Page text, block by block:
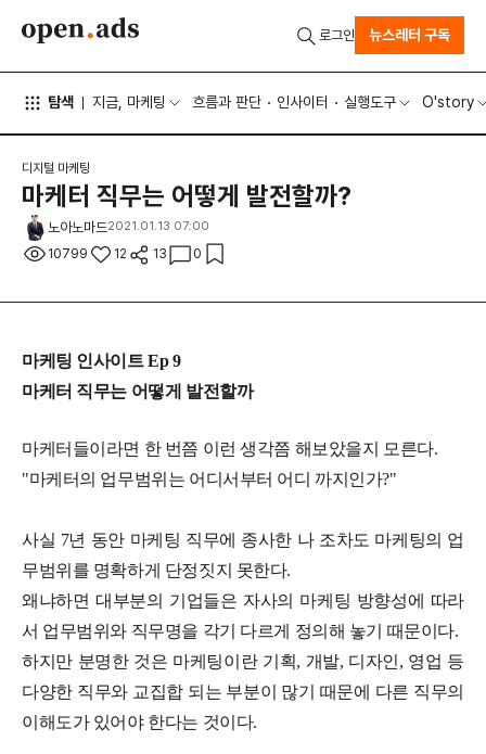
탐색 지금, 마케팅 흐름과 판단 인사이터 실행도구 O'story
로그인 뉴스레터 구독
디지털 마케팅
마케터 직무는 어떻게 발전할까?
노아노마드2021.01.13 07:00
10799 12 13 0
마케팅 인사이트 Ep 9
마케터 직무는 어떻게 발전할까
마케터들이라면 한 번쯤 이런 생각쯤 해보았을지 모른다.
"마케터의 업무범위는 어디서부터 어디 까지인가?"
사실 7년 동안 마케팅 직무에 종사한 나 조차도 마케팅의 업
무범위를 명확하게 단정짓지 못한다.
왜냐하면 대부분의 기업들은 자사의 마케팅 방향성에 따라
서 업무범위와 직무명을 각기 다르게 정의해 놓기 때문이다.
하지만 분명한 것은 마케팅이란 기획, 개발, 디자인, 영업 등
다양한 직무와 교집합 되는 부분이 많기 때문에 다른 직무의
이해도가 있어야 한다는 것이다.